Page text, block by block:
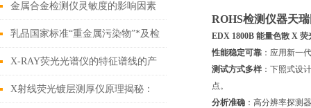
呢？
金属合金检测仪灵敏度的影响因素
乳品国家标准“重金属污染物”*及检
测方案
X-RAY荧光光谱仪的特征谱线的产
生是基于不同的机理
X射线荧光镀层测厚仪原理揭秘：
ROHS检测仪器天
EDX 1800B 能量色散 X 荧
性能稳定可靠 ：应用新一
测试方式多样 ：下照式设
点。
分析准确 ：高分辨率探测